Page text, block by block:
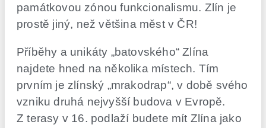
památkovou zónou funkcionalismu. Zlín je
prostě jiný, než většina měst v ČR!
Příběhy a unikáty „batovského“ Zlína
najdete hned na několika místech. Tím
prvním je zlínský „mrakodrap“, v době svého
vzniku druhá nejvyšší budova v Evropě.
Z terasy v 16. podlaží budete mít Zlína jako